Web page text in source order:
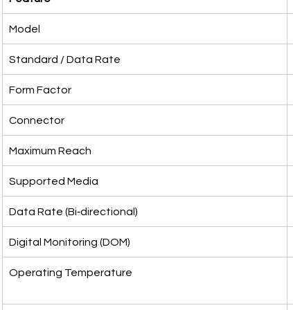
Model
Standard / Data Rate
Form Factor
Connector
Maximum Reach
Supported Media
Data Rate (Bi‑directional)
Digital Monitoring (DOM)
Operating Temperature